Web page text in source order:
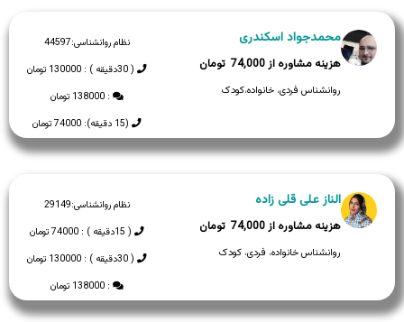
نظام روانشناسی:44597
( 30دقیقه ) : 130000 تومان
: 138000 تومان
(15 دقیقه): 74000 تومان
محمدجواد اسکندری
74,000
روانشناس فردی، خانواده،کودک
نظام روانشناسی:29149
( 15دقیقه ) : 74000 تومان
( 30دقیقه ) : 130000 تومان
: 138000 تومان
الناز علی قلی زاده
74,000
روانشناس خانواده، فردی، کودک